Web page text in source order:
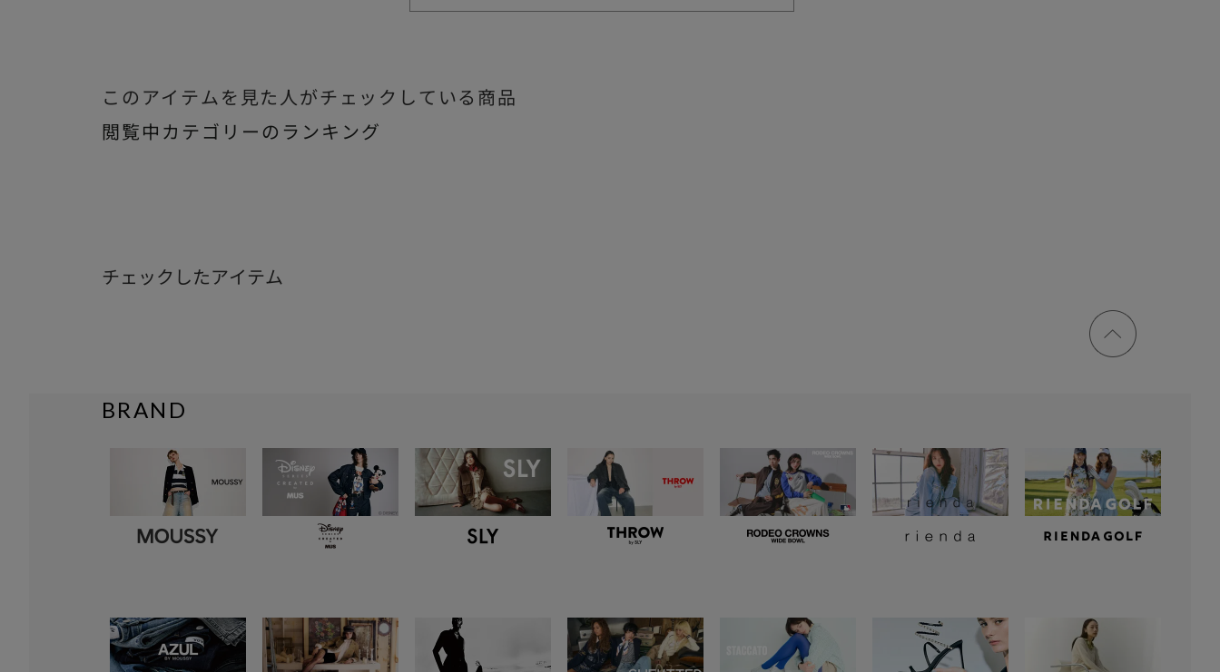
このアイテムを見た人がチェックしている商品
閲覧中カテゴリーのランキング
チェックしたアイテム
ページ
トップ
BRAND